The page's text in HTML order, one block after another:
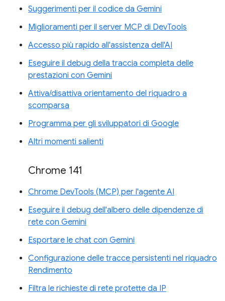
Suggerimenti per il codice da Gemini
Miglioramenti per il server MCP di DevTools
Accesso più rapido all'assistenza dell'AI
Eseguire il debug della traccia completa delle
prestazioni con Gemini
Attiva/disattiva orientamento del riquadro a
scomparsa
Programma per gli sviluppatori di Google
Altri momenti salienti
Chrome 141
Chrome DevTools (MCP) per l'agente AI
Eseguire il debug dell'albero delle dipendenze di
rete con Gemini
Esportare le chat con Gemini
Configurazione delle tracce persistenti nel riquadro
Rendimento
Filtra le richieste di rete protette da IP